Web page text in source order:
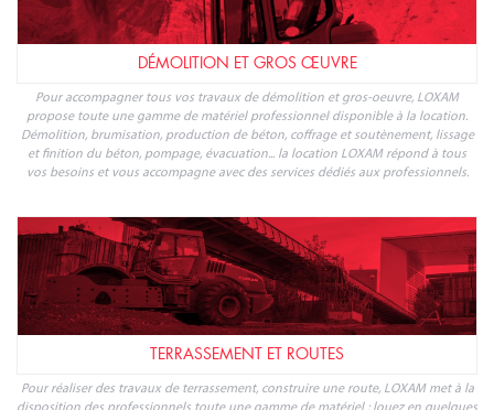
des murs, cintrage, filetage, inspection et maintenance des canalisations,
soudage et sertissage, mesure et détection... Quels que soient vos besoins, votre
location d'outillage est chez LOXAM.
ESPACES VERTS
Pour la préparation et l'entretien des espaces verts, LOXAM propose une gamme
complète d'outillage et matériel pour accompagner particuliers et professionnels
à chaque étape : préparation des sols, coupe et broyage, taille et entretien,
transport de végétaux, matériel dédié à l'agriculture... Réservez votre location de
matériel espaces verts avec LOXAM.